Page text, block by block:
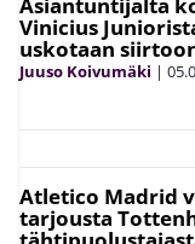
Vinicius
uskotaan
Juuso Koivumäki |
Atletico Madrid
tarjousta